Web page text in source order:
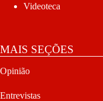
Videoteca
MAIS SEÇÕES
Opinião
Entrevistas